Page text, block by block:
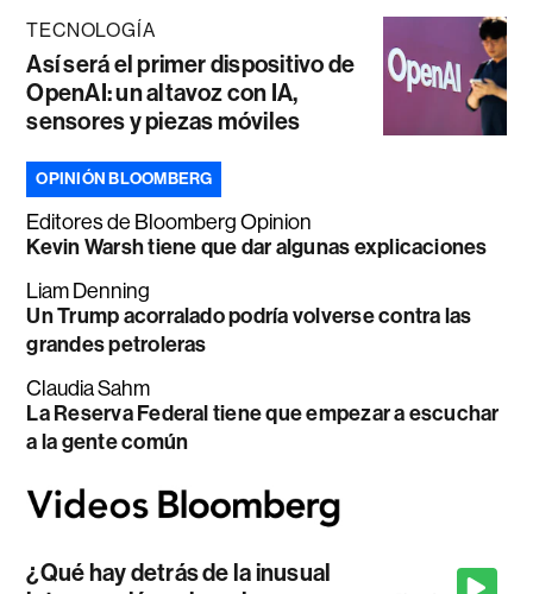
TECNOLOGÍA
Así será el primer dispositivo de
OpenAI: un altavoz con IA,
sensores y piezas móviles
OPINIÓN BLOOMBERG
Editores de Bloomberg Opinion
Kevin Warsh tiene que dar algunas explicaciones
Liam Denning
Un Trump acorralado podría volverse contra las
grandes petroleras
Claudia Sahm
La Reserva Federal tiene que empezar a escuchar
a la gente común
¿Qué hay detrás de la inusual